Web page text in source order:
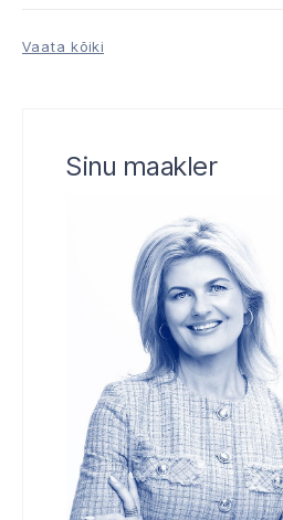
Vaata kõiki
Sinu maakler